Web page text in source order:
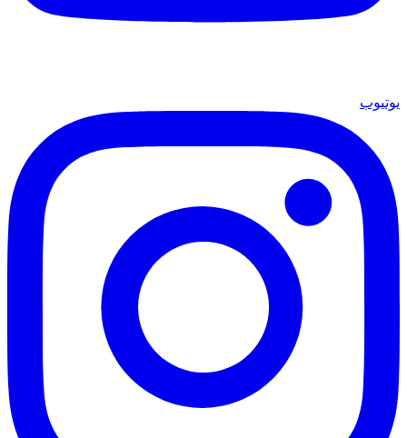
يوتيوب